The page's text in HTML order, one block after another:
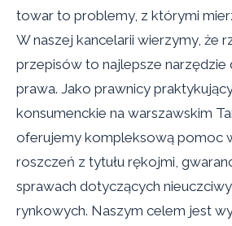
towar to problemy, z którymi
W naszej kancelarii wierzymy, że
przepisów to najlepsze narzędzie
prawa. Jako prawnicy
konsumenckie na warszawskim
oferujemy kompleksową pomoc
roszczeń z tytułu rękojmi,
sprawach dotyczących
rynkowych. Naszym celem jest